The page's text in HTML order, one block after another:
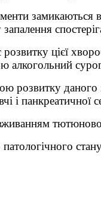
замикаються
цієї
алкогольний
даного
і панкреатичної